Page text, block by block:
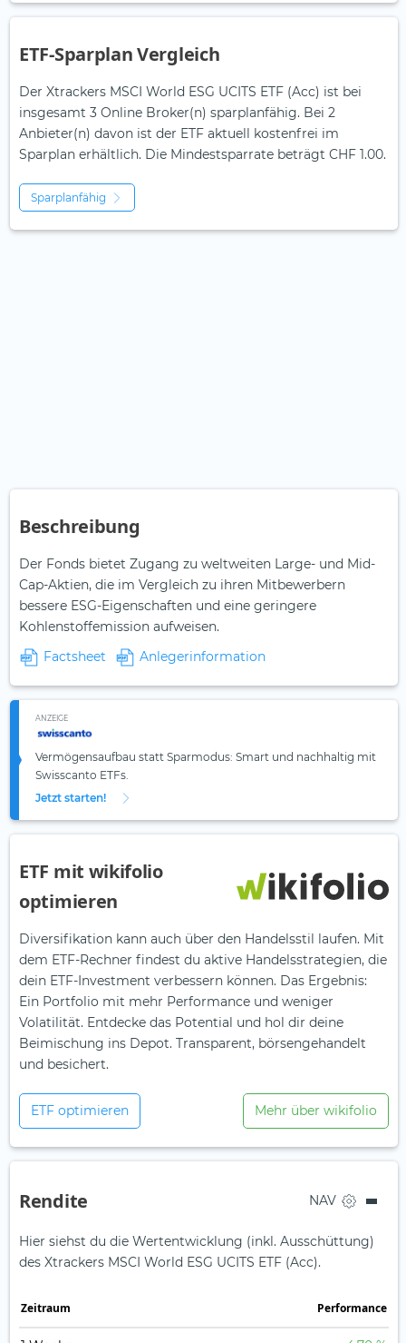
ETF-Sparplan Vergleich
Der Xtrackers MSCI World ESG UCITS ETF (Acc) ist bei
insgesamt 3 Online Broker(n) sparplanfähig. Bei 2
Anbieter(n) davon ist der ETF aktuell kostenfrei im
Sparplan erhältlich. Die Mindestsparrate beträgt CHF 1.00.
Sparplanfähig
Beschreibung
Der Fonds bietet Zugang zu weltweiten Large- und Mid-
Cap-Aktien, die im Vergleich zu ihren Mitbewerbern
bessere ESG-Eigenschaften und eine geringere
Kohlenstoffemission aufweisen.
Factsheet
Anlegerinformation
ANZEIGE
Vermögensaufbau statt Sparmodus: Smart und nachhaltig mit
Swisscanto ETFs.
Jetzt starten!
ETF mit wikifolio
optimieren
Diversifikation kann auch über den Handelsstil laufen. Mit
dem ETF-Rechner findest du aktive Handelsstrategien, die
dein ETF-Investment verbessern können. Das Ergebnis:
Ein Portfolio mit mehr Performance und weniger
Volatilität. Entdecke das Potential und hol dir deine
Beimischung ins Depot. Transparent, börsengehandelt
und besichert.
ETF optimieren Mehr über wikifolio
Rendite NAV
Hier siehst du die Wertentwicklung (inkl. Ausschüttung)
des Xtrackers MSCI World ESG UCITS ETF (Acc).
Zeit­raum Perfor­mance